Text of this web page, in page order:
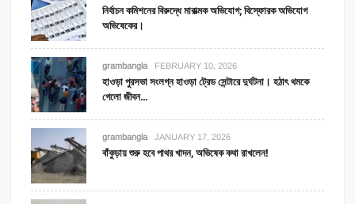
নির্বাচন কমিশনের বিরুদ্ধে মারাত্মক অভিযোগ; বিস্ফোরক অভিযোগ
অভিষেকের।
grambangla FEBRUARY 10, 2026
হাওড়া পুরসভা সংলগ্ন হাওড়া ট্রেড সেন্টারে দুর্ঘটনা। হঠাৎ থমকে
গেলো জীবন…
grambangla JANUARY 17, 2026
বাঁকুড়ায় শুরু হবে পাথর খাদন, অভিষেক কথা রাখলেন!